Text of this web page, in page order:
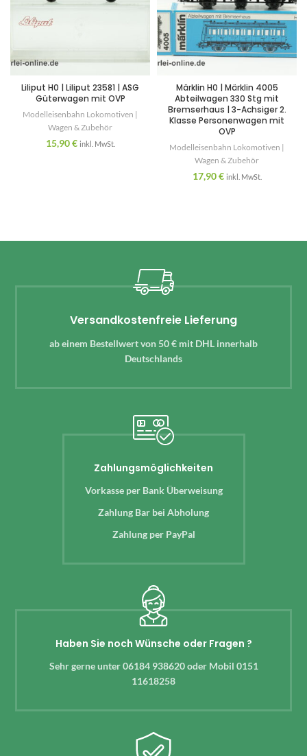
Liliput H0 | Liliput 23581 | ASG
Güterwagen mit OVP
Modelleisenbahn Lokomotiven |
Wagen & Zubehör
15,90€ inkl. MwSt.
Märklin H0 | Märklin 4005
Abteilwagen 330 Stg mit
Bremserhaus | 3-Achsiger 2.
Klasse Personenwagen mit
OVP
Modelleisenbahn Lokomotiven |
Wagen & Zubehör
17,90€ inkl. MwSt.
Versandkostenfreie Lieferung
ab einem Bestellwert von 50 € mit DHL innerhalb
Deutschlands
Zahlungsmöglichkeiten
Vorkasse per Bank Überweisung
Zahlung Bar bei Abholung
Zahlung per PayPal
Haben Sie noch Wünsche oder Fragen ?
Sehr gerne unter 06184 938620 oder Mobil 0151
11618258